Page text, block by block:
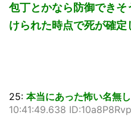
包丁とかなら防御でき
けられた時点で死が確定
25: 本当にあった怖い名無し
10:41:49.638